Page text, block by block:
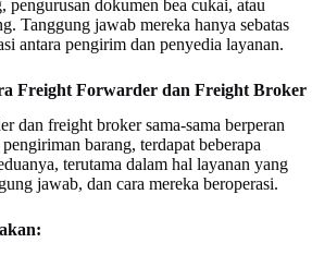
pengurusan dokumen bea cukai, atau
Tanggung jawab mereka hanya sebatas
antara pengirim dan penyedia layanan.
Freight Forwarder dan Freight Broker
dan freight broker sama-sama berperan
barang, terdapat beberapa
terutama dalam hal layanan yang
jawab, dan cara mereka beroperasi.